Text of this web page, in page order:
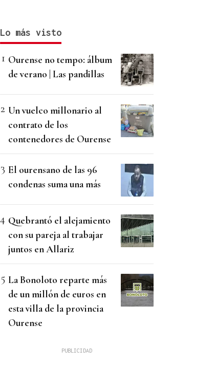
Lo más visto
Ourense no tempo: álbum
de verano | Las pandillas
Un vuelco millonario al
contrato de los
contenedores de Ourense
El ourensano de las 96
condenas suma una más
Quebrantó el alejamiento
con su pareja al trabajar
juntos en Allariz
La Bonoloto reparte más
de un millón de euros en
esta villa de la provincia
Ourense